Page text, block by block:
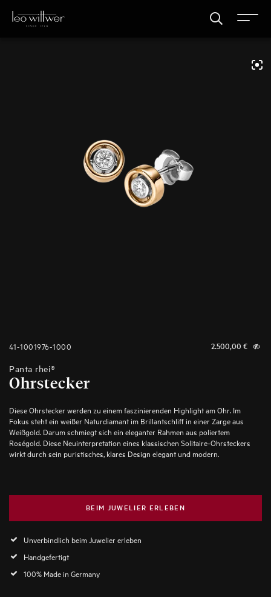
41-1001976-1000 2.500,00 €
Panta rhei®
Ohrstecker
Diese Ohrstecker werden zu einem faszinierenden Highlight am Ohr. Im
Fokus steht ein weißer Naturdiamant im Brillantschliff in einer Zarge aus
Weißgold. Darum schmiegt sich ein eleganter Rahmen aus poliertem
Roségold. Diese Neuinterpretation eines klassischen Solitaire-Ohrsteckers
wirkt durch sein puristisches, klares Design elegant und modern.
BEIM JUWELIER ERLEBEN
Unverbindlich beim Juwelier erleben
Handgefertigt
100% Made in Germany